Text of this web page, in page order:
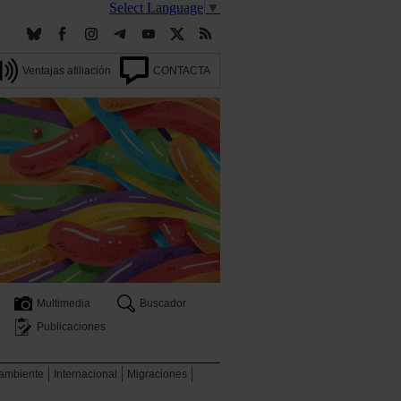
Select Language ▼
Ventajas afiliación CONTACTA
Multimedia
Buscador
Publicaciones
Internacional
Migraciones